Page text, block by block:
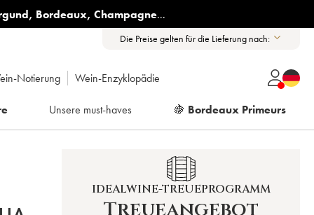
, Bordeaux, Champagne...
Die Preise gelten für die Lieferung nach:
Notierung Wein-Enzyklopädie
Unsere must-haves 🍇 Bordeaux Primeurs
IDEALWINE-TREUEPROGRAMM
Treueangebot